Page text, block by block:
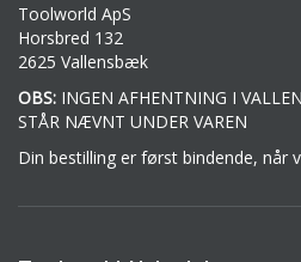
Toolworld ApS
Horsbred 132
2625 Vallensbæk
OBS: INGEN AFHENTNING I
STÅR NÆVNT UNDER VAREN
Din bestilling er først bindende, når